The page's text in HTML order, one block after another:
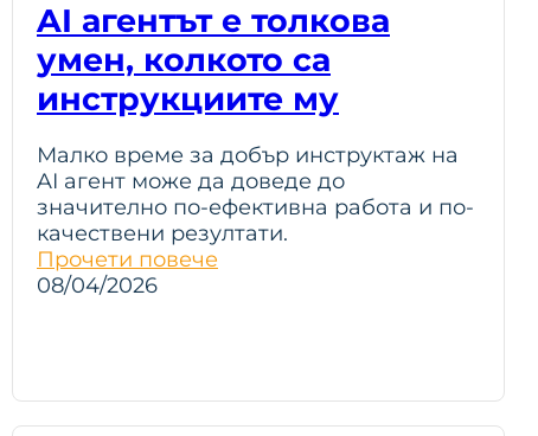
AI агентът е толкова
умен, колкото са
инструкциите му
Малко време за добър инструктаж на
AI агент може да доведе до
значително по-ефективна работа и по-
качествени резултати.
Прочети повече
08/04/2026